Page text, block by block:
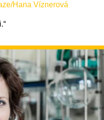
Hana Víznerová